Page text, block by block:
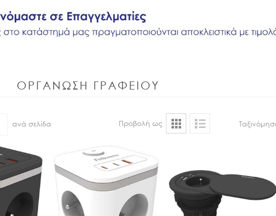
ΟΡΓΑΝΩΣΗ ΓΡΑΦΕΙΟΥ
Προβολή ως
ανά σελίδα